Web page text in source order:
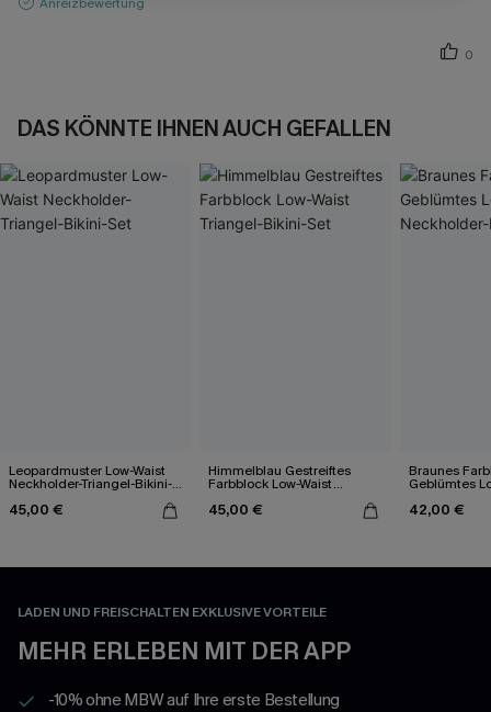
0
DAS KÖNNTE IHNEN AUCH GEFALLEN
Leopardmuster Low-Waist
Neckholder-Triangel-Bikini-
45,00 €
Himmelblau Gestreiftes
Farbblock Low-Waist
45,00 €
Braunes
Geblümtes
42,00 €
LADEN UND FREISCHALTEN EXKLUSIVE VORTEILE
MEHR ERLEBEN MIT DER APP
-10% ohne MBW auf Ihre erste Bestellung